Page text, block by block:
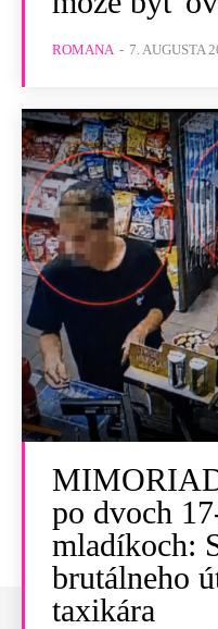
ROMANA - 7. AUGUSTA
po dvoch
mladíkoch:
brutálneho
taxikára